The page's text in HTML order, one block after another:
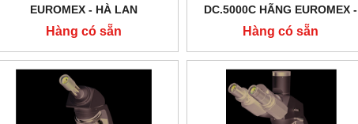
EUROMEX - HÀ LAN
Hàng có sẵn
DC.5000C HÃNG EUROMEX -
HÀ LAN
Hàng có sẵn